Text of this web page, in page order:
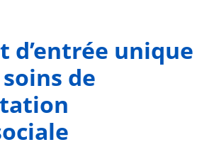
d’entrée unique
de